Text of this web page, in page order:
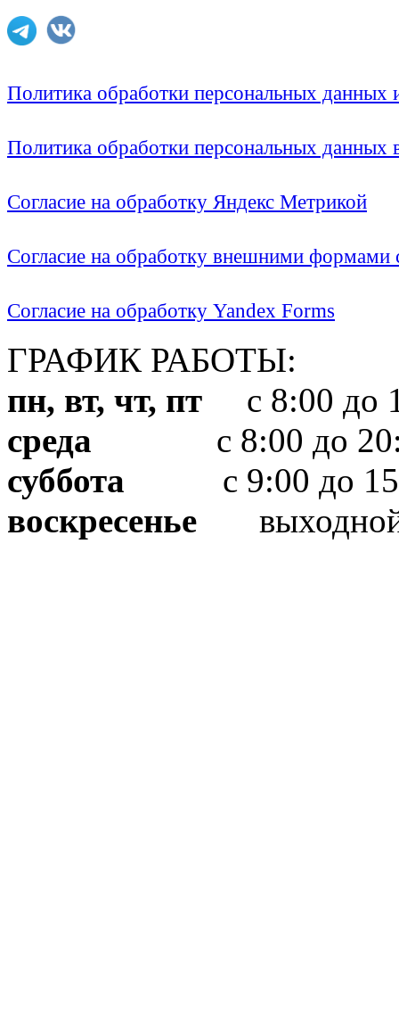
Политика обработки персональных
Политика обработки персональных
Согласие на обработку Яндекс Метрикой
Согласие на обработку внешними формами
Согласие на обработку Yandex Forms
ГРАФИК РАБОТЫ:
пн, вт, чт, пт с 8:00 до
среда с 8:00 до
суббота с 9:00 до
воскресенье